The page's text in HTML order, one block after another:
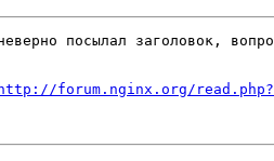
посылал заголовок,
http://forum.nginx.org/